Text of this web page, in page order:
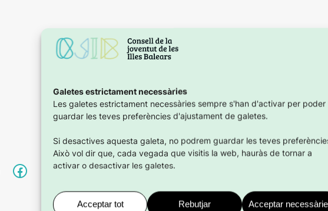
Galetes estrictament necessàries
Les galetes estrictament necessàries sempre s'han d'activar per poder
guardar les teves preferències d'ajustament de galetes.
Si desactives aquesta galeta, no podrem guardar les teves
Això vol dir que, cada vegada que visitis la web, hauràs de tornar a
activar o desactivar les galetes.
Acceptar tot Rebutjar Acceptar
23 març 2026
Facebook
X Instagram